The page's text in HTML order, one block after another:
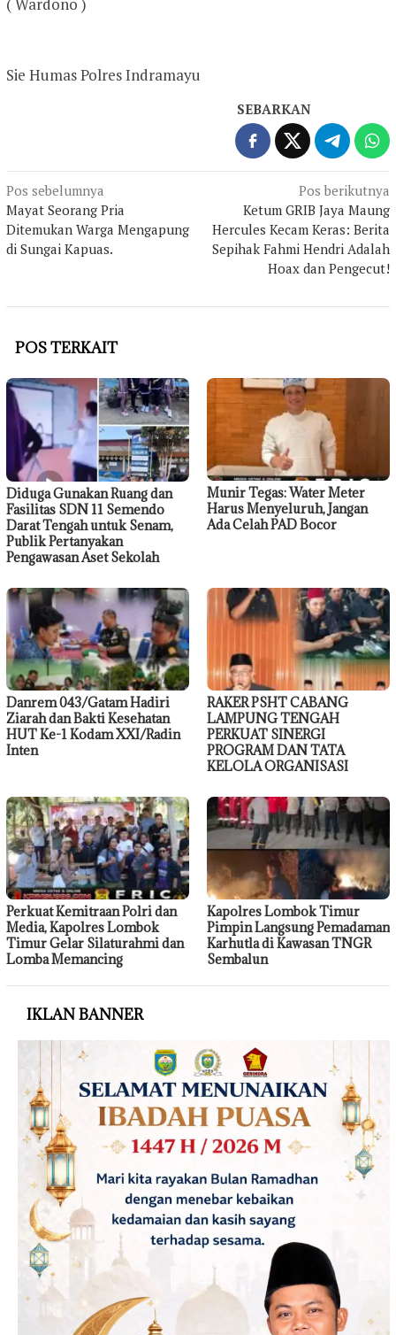
Sie Humas Polres Indramayu
SEBARKAN
Navigasi
pos
Pos sebelumnya
Mayat Seorang Pria
Ditemukan Warga Mengapung
di Sungai Kapuas.
Pos berikutnya
Ketum GRIB Jaya Maung
Hercules Kecam Keras: Berita
Sepihak Fahmi Hendri Adalah
Hoax dan Pengecut!
POS TERKAIT
Diduga Gunakan Ruang dan
Fasilitas SDN 11 Semendo
Darat Tengah untuk Senam,
Publik Pertanyakan
Pengawasan Aset Sekolah
Munir Tegas: Water Meter
Harus Menyeluruh, Jangan
Ada Celah PAD Bocor
Danrem 043/Gatam Hadiri
Ziarah dan Bakti Kesehatan
HUT Ke-1 Kodam XXI/Radin
Inten
RAKER PSHT CABANG
LAMPUNG TENGAH
PERKUAT SINERGI
PROGRAM DAN TATA
KELOLA ORGANISASI
Perkuat Kemitraan Polri dan
Media, Kapolres Lombok
Timur Gelar Silaturahmi dan
Lomba Memancing
Kapolres Lombok Timur
Pimpin Langsung Pemadaman
Karhutla di Kawasan TNGR
Sembalun
IKLAN BANNER